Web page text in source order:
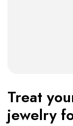
Treat
jewelry